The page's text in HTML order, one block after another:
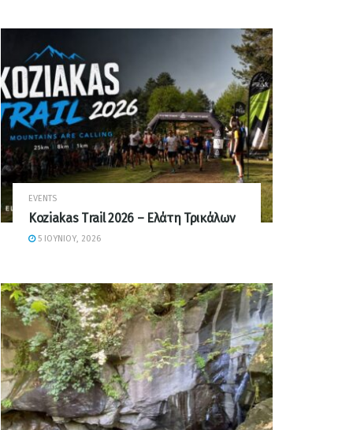
EVENTS
Koziakas Trail 2026 – Ελάτη Τρικάλων
5 ΙΟΥΝΊΟΥ, 2026